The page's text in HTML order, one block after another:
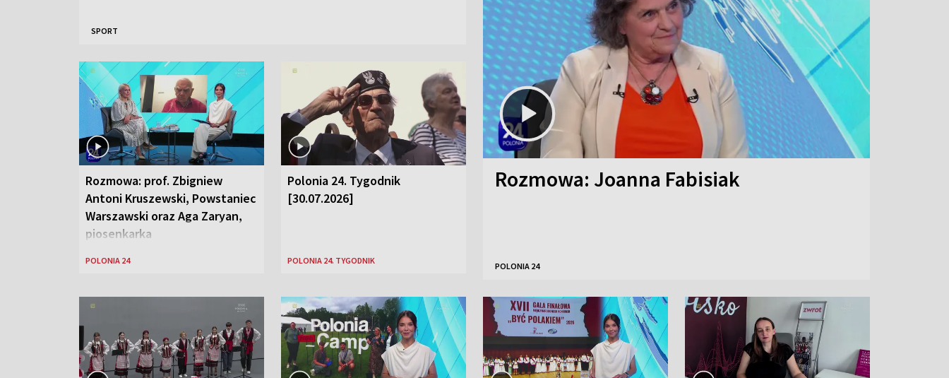
SPORT
Rozmowa: prof. Zbigniew
Antoni Kruszewski, Powstaniec
Warszawski oraz Aga Zaryan,
piosenkarka
POLONIA 24
Polonia 24. Tygodnik
[30.07.2026]
POLONIA 24. TYGODNIK
Rozmowa: Joanna Fabisiak
POLONIA 24